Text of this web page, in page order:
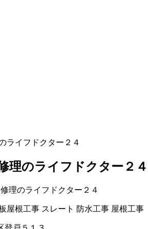
ライフドクター２４
理のライフドクター２４
屋根工事 スレート 防水工事 屋根工事